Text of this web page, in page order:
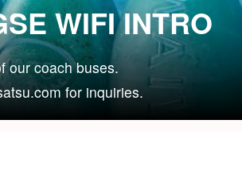
WIFI INTRO
our coach buses.
for inquiries.